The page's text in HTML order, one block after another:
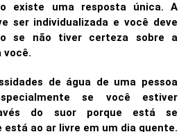
existe uma resposta única. A
ser individualizada e você deve
se não tiver certeza sobre a
você.
de água de uma pessoa
se você estiver
do suor porque está se
está ao ar livre em um dia quente.